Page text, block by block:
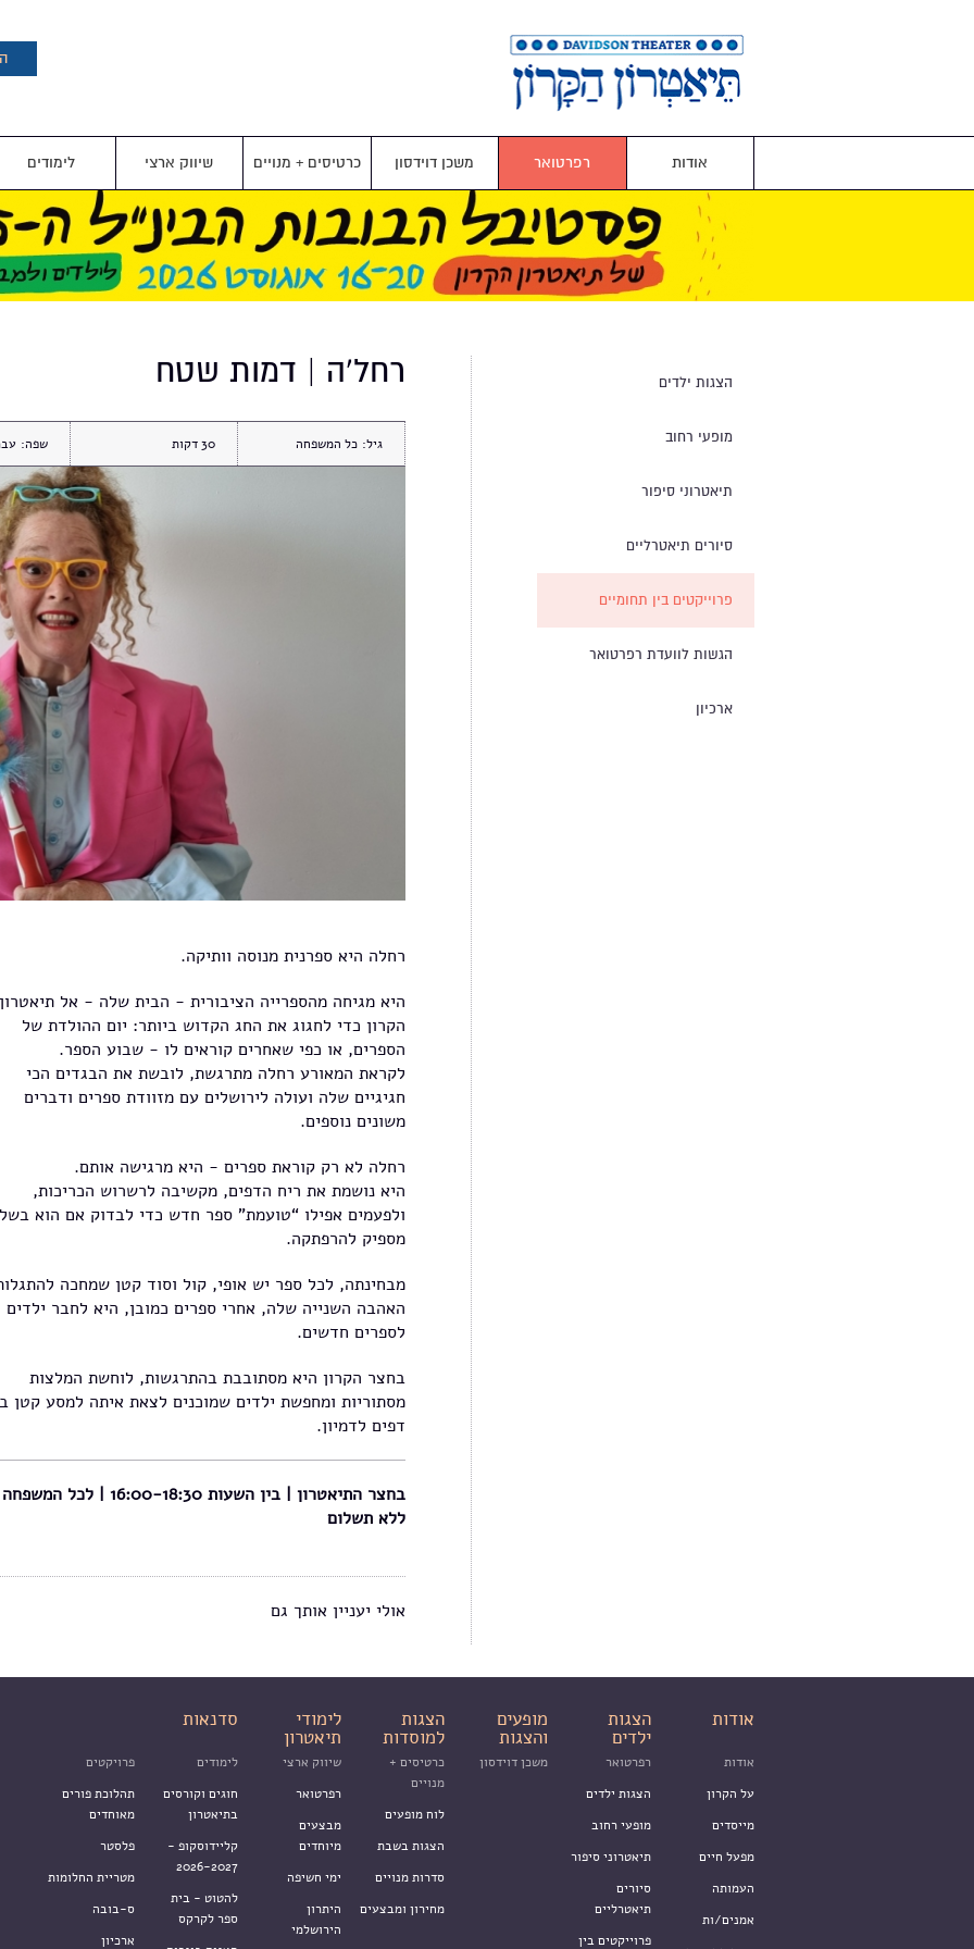
אודות רפרטואר משכן דוידסון כרטיסים + מנויים שיווק ארצי לימודים
הצגות ילדים
מופעי רחוב
תיאטרוני סיפור
סיורים תיאטרליים
פרוייקטים בין תחומיים
הגשות לוועדת רפרטואר
ארכיון
רחל'ה | דמות שטח
גיל: כל המשפחה 30 שפה:
רחלה היא ספרנית מנוסה וותיקה.
היא מגיחה מהספרייה הציבורית - הבית שלה - אל תיאטרון
הקרון כדי לחגוג את החג הקדוש ביותר: יום ההולדת של
הספרים, או כפי שאחרים קוראים לו - שבוע הספר.
לקראת המאורע רחלה מתרגשת, לובשת את הבגדים הכי
חגיגיים שלה ועולה לירושלים עם מזוודת ספרים ודברים
משונים נוספים.
רחלה לא רק קוראת ספרים - היא מרגישה אותם.
היא נושמת את ריח הדפים, מקשיבה לרשרוש הכריכות,
ולפעמים אפילו “טועמת” ספר חדש כדי לבדוק אם הוא בשל
מספיק להרפתקה.
מבחינתה, לכל ספר יש אופי, קול וסוד קטן שמחכה
האהבה השנייה שלה, אחרי ספרים כמובן, היא לחבר ילדים
לספרים חדשים.
בחצר הקרון היא מסתובבת בהתרגשות, לוחשת המלצות
מסתוריות ומחפשת ילדים שמוכנים לצאת איתה למסע קטן
דפים לדמיון.
בחצר התיאטרון | בין השעות 16:00-18:30 | לכל
ללא תשלום
אולי יעניין אותך גם
אודות הצגות
ילדים
מופעים
והצגות
הצגות
למוסדות
לימודי
תיאטרון
סדנאות
אודות
על הקרון
מייסדים
מפעל חיים
העמותה
אמנים/ות
רפרטואר
הצגות ילדים
מופעי רחוב
תיאטרוני סיפור
סיורים
תיאטרליים
פרוייקטים בין
משכן דוידסון
כרטיסים +
מנויים
לוח מופעים
הצגות בשבת
סדרות מנויים
מחירון ומבצעים
שיווק ארצי
רפרטואר
מבצעים
מיוחדים
ימי חשיפה
היתרון
הירושלמי
לימודים
חוגים וקורסים
בתיאטרון
קליידוסקופ -
2026-2027
להטוט - בית
ספר לקרקס
פרויקטים
תהלוכת פורים
מאוחדים
פלסטר
מטריית החלומות
ס-בובה
ארכיון